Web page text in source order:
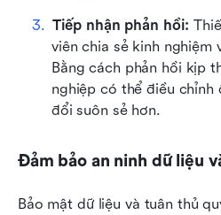
Tiếp nhận phản hồi:
viên chia sẻ kinh nghiệm
Bằng cách phản hồi kịp
nghiệp có thể điều chỉnh
đổi suôn sẻ hơn.
Đảm bảo an ninh dữ liệu
Bảo mật dữ liệu và tuân thủ